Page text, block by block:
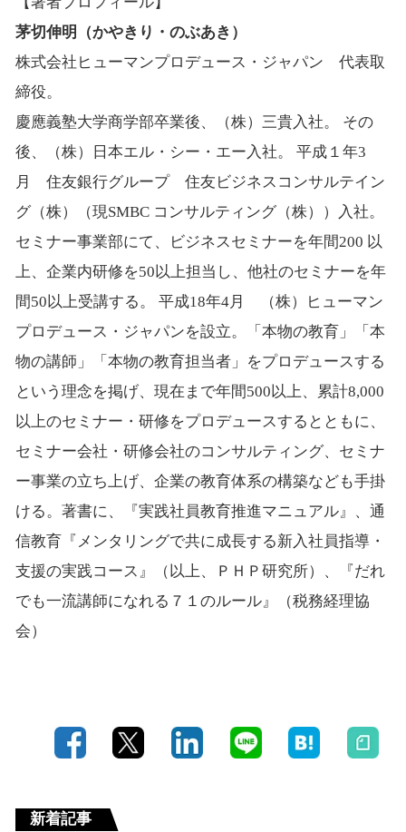
茅切伸明（かやきり・のぶあき）
株式会社ヒューマンプロデュース・ジャパン 代表取
締役。
慶應義塾大学商学部卒業後、（株）三貴入社。 その
後、（株）日本エル・シー・エー入社。 平成１年3
月 住友銀行グループ 住友ビジネスコンサルテイン
グ（株）（現SMBC コンサルティング（株））入社。
セミナー事業部にて、ビジネスセミナーを年間200 以
上、企業内研修を50以上担当し、他社のセミナーを年
間50以上受講する。 平成18年4月 （株）ヒューマン
プロデュース・ジャパンを設立。「本物の教育」「本
物の講師」「本物の教育担当者」をプロデュースする
という理念を掲げ、現在まで年間500以上、累計8,000
以上のセミナー・研修をプロデュースするとともに、
セミナー会社・研修会社のコンサルティング、セミナ
ー事業の立ち上げ、企業の教育体系の構築なども手掛
ける。著書に、『実践社員教育推進マニュアル』、通
信教育『メンタリングで共に成長する新入社員指導・
支援の実践コース』（以上、ＰＨＰ研究所）、『だれ
でも一流講師になれる７１のルール』（税務経理協
会）
新着記事